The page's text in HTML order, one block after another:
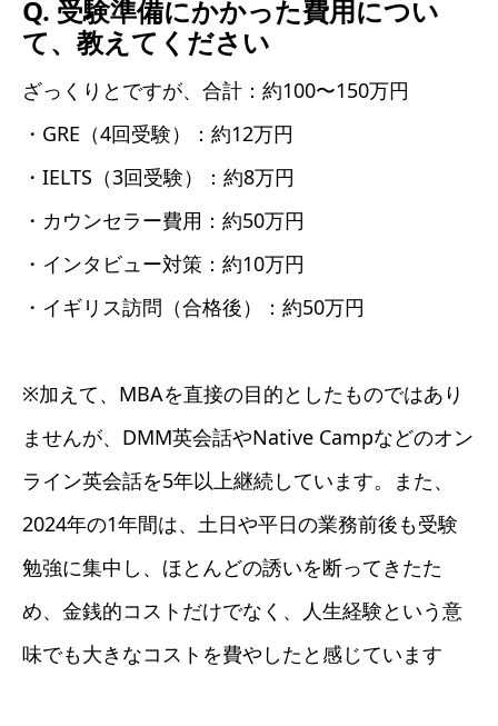
Q. 受験準備にかかった費用につい
て、教えてください
ざっくりとですが、合計：約100〜150万円
・GRE（4回受験）：約12万円
・IELTS（3回受験）：約8万円
・カウンセラー費用：約50万円
・インタビュー対策：約10万円
・イギリス訪問（合格後）：約50万円
※加えて、MBAを直接の目的としたものではあり
ませんが、DMM英会話やNative Campなどのオン
ライン英会話を5年以上継続しています。また、
2024年の1年間は、土日や平日の業務前後も受験
勉強に集中し、ほとんどの誘いを断ってきたた
め、金銭的コストだけでなく、人生経験という意
味でも大きなコストを費やしたと感じています